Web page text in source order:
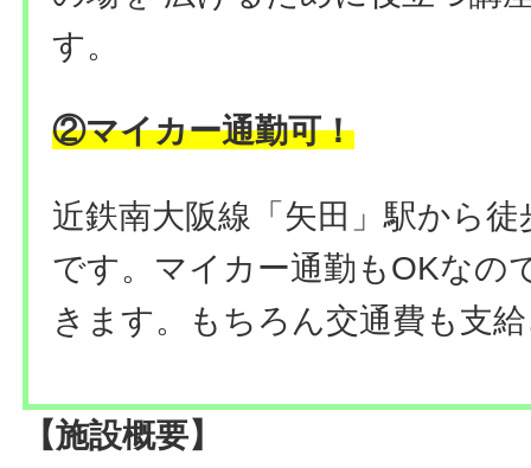
す。
②マイカー通勤可！
近鉄南大阪線「矢田」駅から
です。マイカー通勤もOKなの
きます。もちろん交通費も支
【施設概要】